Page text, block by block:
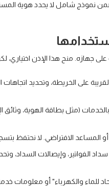
ضمن نموذج شامل لا يحدد هوية
جهازه. منح هذا الإذن
على الخريطة، وتحديد
(مثل بطاقة الهوية، وثائق
الافتراضي. لا نحتفظ
الفواتير، وإيصالات
للماء والكهرباء" أو معلومات